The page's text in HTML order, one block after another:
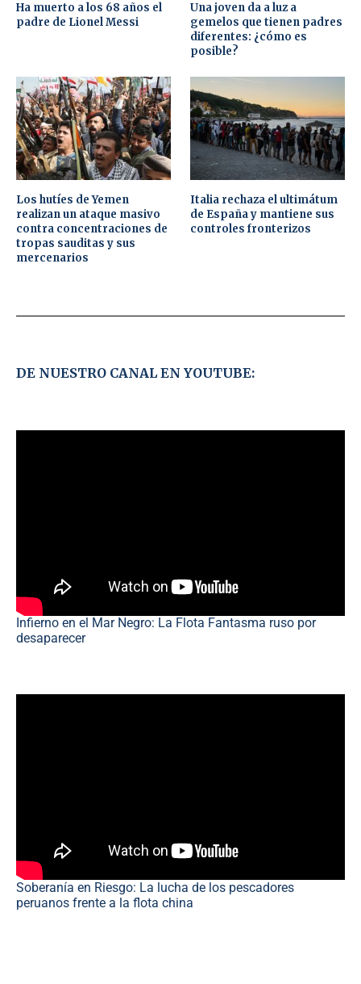
Ha muerto a los 68 años el
padre de Lionel Messi
Una joven da a luz a
gemelos que tienen padres
diferentes: ¿cómo es
posible?
Los hutíes de Yemen
realizan un ataque masivo
contra concentraciones de
tropas sauditas y sus
mercenarios
Italia rechaza el ultimátum
de España y mantiene sus
controles fronterizos
DE NUESTRO CANAL EN YOUTUBE:
Infierno en el Mar Negro: La Flota Fantasma ruso por
desaparecer
Soberanía en Riesgo: La lucha de los pescadores
peruanos frente a la flota china